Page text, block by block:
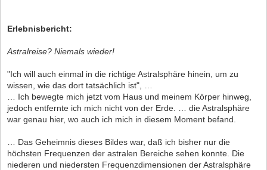
Erlebnisbericht:
Astralreise? Niemals wieder!
"Ich will auch einmal in die richtige Astralsphäre hinein, um zu
wissen, wie das dort tatsächlich ist", …
… Ich bewegte mich jetzt vom Haus und meinem Körper hinweg,
jedoch entfernte ich mich nicht von der Erde. … die Astralsphäre
war genau hier, wo auch ich mich in diesem Moment befand.
… Das Geheimnis dieses Bildes war, daß ich bisher nur die
höchsten Frequenzen der astralen Bereiche sehen konnte. Die
niederen und niedersten Frequenzdimensionen der Astralsphäre